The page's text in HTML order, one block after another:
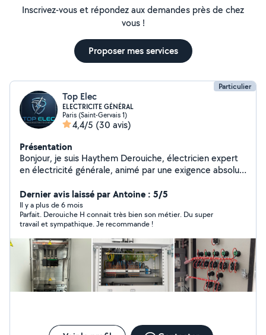
Inscrivez-vous et répondez aux demandes près de chez
vous !
Proposer mes services
Particulier
Top Elec
ELECTRICITE GÉNÉRAL
Paris (Saint-Gervais 1)
4,4/5 (30 avis)
Présentation
Bonjour, je suis Haythem Derouiche, électricien expert
en électricité générale, animé par une exigence absolue
réalisée avec le plus grand soin, dans le strict respect
des normes en vigueur, pour vous offrir une installation
irréprochable et une tranquillité d'esprit totale. Ma
priorité : vous garantir un service haut de gamme, où
fiabilité, précision et professionnalisme ne sont jamais
des options, mais des engagements.
Dernier avis laissé par Antoine : 5/5
Il y a plus de 6 mois
Parfait. Derouiche H connait très bien son métier. Du super
travail et sympathique. Je recommande !